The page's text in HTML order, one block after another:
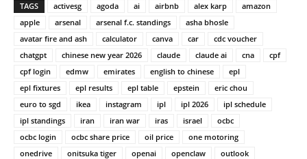
TAGS activesg agoda ai airbnb alex karp
amazon
apple
arsenal arsenal f.c. standings
asha bhosle
avatar fire and ash
calculator canva car
cdc voucher
chatgpt
chinese new year 2026 claude claude ai cna
cpf
cpf login
edmw emirates english to chinese
epl
epl fixtures
epl results epl table epstein
eric chou
euro to sgd
ikea instagram ipl ipl 2026
ipl schedule
ipl standings
iran iran war iras israel
ocbc
ocbc login
ocbc share price oil price
one motoring
onedrive
onitsuka tiger openai openclaw
outlook